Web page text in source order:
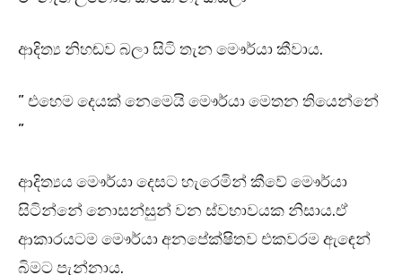
ආදිත්‍ය නිහඬව බලා සිටි තැන මෞර්යා කීවාය.
” එහෙම දෙයක් නෙමෙයි මෞර්යා මෙතන තියෙන්නේ
”
ආදිත්‍යය මෞර්යා දෙසට හැරෙමින් කීවේ මෞර්යා
සිටින්නේ නොසන්සුන් වන ස්වභාවයක නිසාය.ඒ
ආකාරයටම මෞර්යා අනපේක්ෂිතව එකවරම ඇඳෙන්
බිමට පැන්නාය.